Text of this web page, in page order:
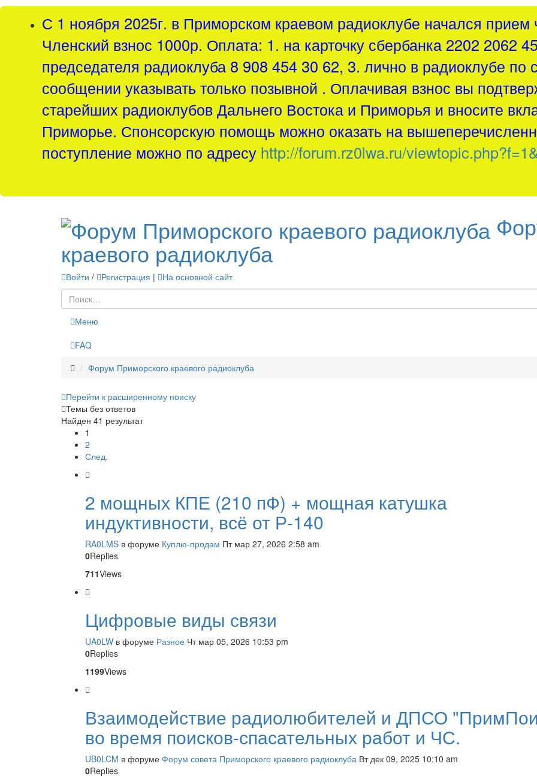
С 1 ноября 2025г. в Приморском краевом радиоклубе начался прием
Членский взнос 1000р. Оплата: 1. на карточку сбербанка 2202 2062
председателя радиоклуба 8 908 454 30 62, 3. лично в радиоклубе по
сообщении указывать только позывной . Оплачивая взнос вы
старейших радиоклубов Дальнего Востока и Приморья и вносите
Приморье. Спонсорскую помощь можно оказать на
поступление можно по адресу http://forum.rz0lwa.ru/
краевого радиоклуба
Войти / Регистрация | На основной сайт
Меню
FAQ
Форум Приморского краевого радиоклуба
Перейти к расширенному поиску
Темы без ответов
Найден 41 результат
1
2
След.
2 мощных КПЕ (210 пФ) + мощная катушка
индуктивности, всё от Р-140
RA0LMS в форуме Куплю-продам Пт мар 27, 2026 2:58 am
0Replies
711Views
Цифровые виды связи
UA0LW в форуме Разное Чт мар 05, 2026 10:53 pm
0Replies
1199Views
Взаимодействие радиолюбителей и ДПСО
во время поисков-спасательных работ и ЧС.
UB0LCM в форуме Форум совета Приморского краевого радиоклуба Вт дек 09, 2025 10:10 am
0Replies